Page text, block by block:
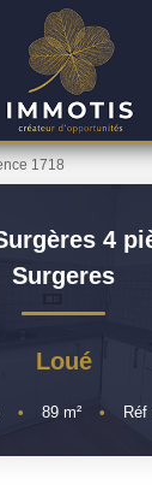
ESTIMER
Nos Biens
Nos Services
1718
4
Surgeres
Loué
• 89 m² • Réf